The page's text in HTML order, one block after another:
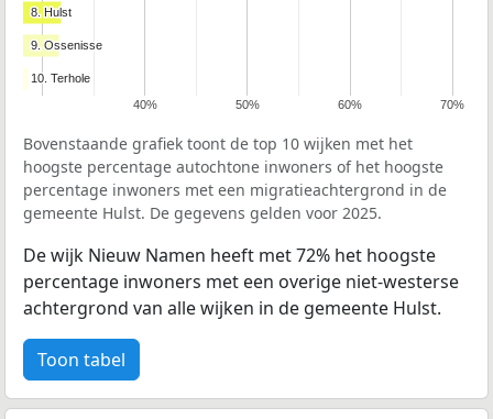
40% 50% 60% 70%
8. Hulst
8. Hulst
9. Ossenisse
9. Ossenisse
10. Terhole
10. Terhole
Bovenstaande grafiek toont de top 10 wijken met het
hoogste percentage autochtone inwoners of het hoogste
percentage inwoners met een migratieachtergrond in de
gemeente Hulst. De gegevens gelden voor 2025.
De wijk Nieuw Namen heeft met 72% het hoogste
percentage inwoners met een overige niet-westerse
achtergrond van alle wijken in de gemeente Hulst.
Toon tabel